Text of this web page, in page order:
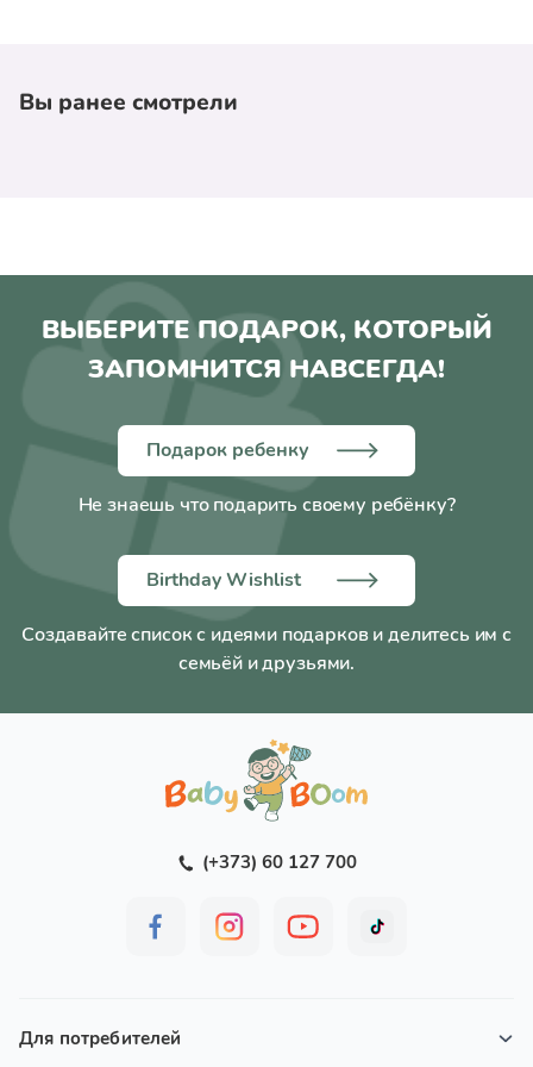
Вы ранее смотрели
ВЫБЕРИТЕ ПОДАРОК, КОТОРЫЙ
ЗАПОМНИТСЯ НАВСЕГДА!
Подарок ребенку
Не знаешь что подарить своему ребёнку?
Birthday Wishlist
Создавайте список с идеями подарков и делитесь им с
семьёй и друзьями.
(+373) 60 127 700
Для потребителей